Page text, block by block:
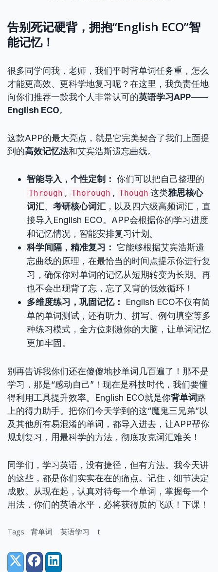
告别死记硬背，拥抱“English ECO”智
能记忆！
很多同学问我，老师，我们平时背单词任务重，怎么
才能更高效、更科学地复习呢？在这里，我负责任地
向你们推荐一款我个人非常认可的英语学习APP——
English ECO。
这款APP的最大亮点，就是它完美契合了我们上面提
到的高效记忆法和艾宾浩斯遗忘曲线。
智能导入，个性定制： 你们可以把自己整理的
Through , Thorough , Though 这类雅思核心
词汇、 考研核心词汇 ，以及四六级高频词汇，直
接导入English ECO。APP会根据你的学习进度
和记忆情况，智能安排复习计划。
科学间隔，精准复习： 它能够根据艾宾浩斯遗
忘曲线的原理，在最恰当的时间点提示你进行复
习，确保你对单词的记忆从短期转变为长期。再
也不会出现背了忘，忘了又背的低效循环！
多维度练习，巩固记忆：
English ECO不仅有简
单的单词测试，还有听力、拼写、例句填空等多
种练习模式，全方位刺激你的大脑，让单词记忆
更加牢固。
别再告诉我你们还在傻傻地抄单词几百遍了！那不是
学习，那是“感动自己”！现在是科技时代，我们要懂
得利用工具提升效率。English ECO就是你背单词路
上的得力助手。把你们今天学到的这“魔鬼三兄弟”以
及其他所有易混淆的单词，都导入进去，让APP帮你
规划复习，用最科学的方法，彻底攻克词汇难关！
同学们，学习英语，没有捷径，但有方法。我今天讲
的这些，都是你们实实在在的痛点。记住，细节决定
成败。从现在起，认真对待每一个单词，掌握每一个
用法，你们的英语水平，必将获得质的飞跃！下课！
Tags: 背单词 英语学习 t
Share:
X (Twitter)
FacebookLinkedIn